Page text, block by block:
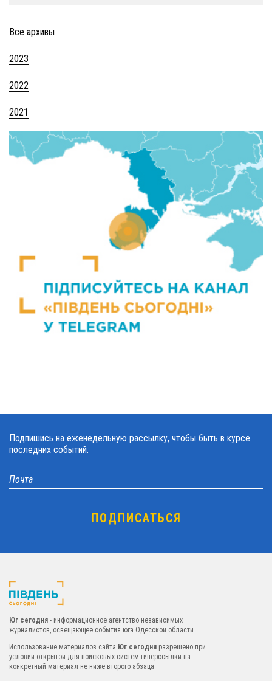
Все архивы
2023
2022
2021
Подпишись на еженедельную рассылку, чтобы быть в курсе
последних событий.
Юг сегодня - информационное агентство независимых
журналистов, освещающее события юга Одесской области.
Использование материалов сайта Юг сегодня разрешено при
условии открытой для поисковых систем гиперссылки на
конкретный материал не ниже второго абзаца